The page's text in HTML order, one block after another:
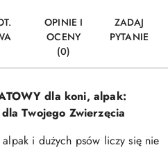
OPINIE I
OCENY
(0)
ZADAJ
PYTANIE
dla koni, alpak:
Twojego Zwierzęcia
i dużych psów liczy się nie